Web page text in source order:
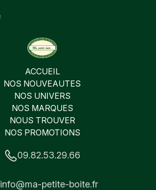
ACCUEIL
NOS NOUVEAUTES
NOS UNIVERS
NOS MARQUES
NOUS TROUVER
NOS PROMOTIONS
09.82.53.29.66
info@ma-petite-boite.fr